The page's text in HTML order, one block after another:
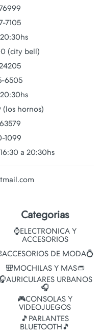
7105
(city bell)
6505
(los hornos)
1099
a 20:30hs
Categorias
⌚ELECTRONICA Y
ACCESORIOS
DE MODA💍
🎒MOCHILAS Y MAS👝
URBANOS
🎧
🎮CONSOLAS Y
VIDEOJUEGOS
🎵PARLANTES
BLUETOOTH🎵